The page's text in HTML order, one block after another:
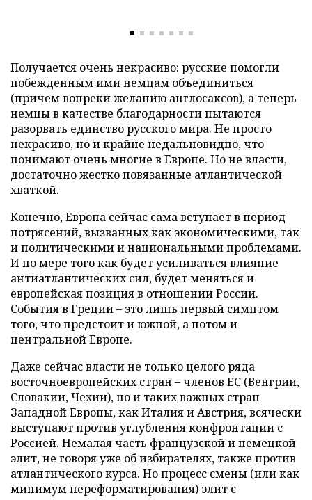
Получается очень некрасиво: русские помогли
побежденным ими немцам объединиться
(причем вопреки желанию англосаксов), а теперь
немцы в качестве благодарности пытаются
разорвать единство русского мира. Не просто
некрасиво, но и крайне недальновидно, что
понимают очень многие в Европе. Но не власти,
достаточно жестко повязанные атлантической
хваткой.
Конечно, Европа сейчас сама вступает в период
потрясений, вызванных как экономическими, так
и политическими и национальными проблемами.
И по мере того как будет усиливаться влияние
антиатлантических сил, будет меняться и
европейская позиция в отношении России.
События в Греции – это лишь первый симптом
того, что предстоит и южной, а потом и
центральной Европе.
Даже сейчас власти не только целого ряда
восточноевропейских стран – членов ЕС (Венгрии,
Словакии, Чехии), но и таких важных стран
Западной Европы, как Италия и Австрия, всячески
выступают против углубления конфронтации с
Россией. Немалая часть французской и немецкой
элит, не говоря уже об избирателях, также против
атлантического курса. Но процесс смены (или как
минимум переформатирования) элит с